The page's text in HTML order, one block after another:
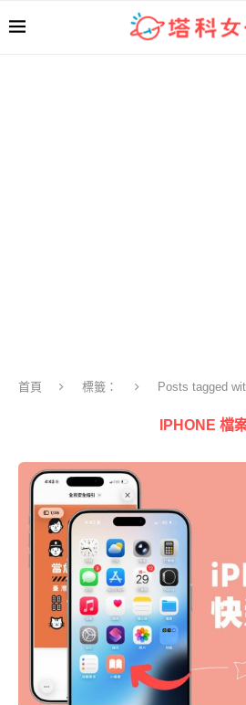
首頁 標籤： Posts tagged
IPHONE 檔